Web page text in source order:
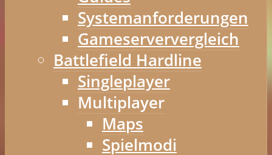
Systemanforderungen
Gameserververgleich
Battlefield Hardline
Singleplayer
Multiplayer
Maps
Spielmodi